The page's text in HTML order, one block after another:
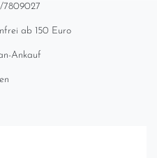
7809027
ab 150 Euro
Ankauf